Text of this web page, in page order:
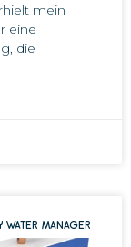
mein
eine
die
WATER MANAGER